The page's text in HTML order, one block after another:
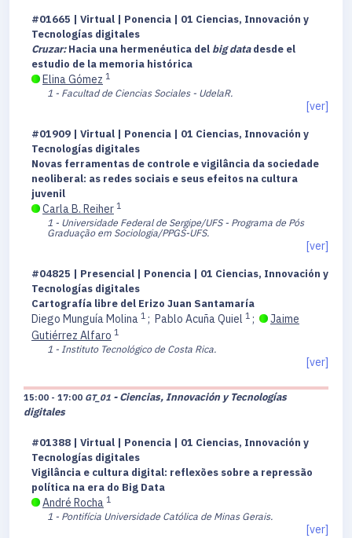
#01665 | Virtual | Ponencia | 01 Ciencias, Innovación y
Tecnologías digitales
Cruzar:Hacia una hermenéutica del big datadesde el
estudio de la memoria histórica
Elina Gómez 1
1 - Facultad de Ciencias Sociales - UdelaR.
[ver]
#01909 | Virtual | Ponencia | 01 Ciencias, Innovación y
Tecnologías digitales
Novas ferramentas de controle e vigilância da sociedade
neoliberal: as redes sociais e seus efeitos na cultura
juvenil
Carla B. Reiher 1
1 - Universidade Federal de Sergipe/UFS - Programa de Pós
Graduação em Sociologia/PPGS-UFS.
[ver]
#04825 | Presencial | Ponencia | 01 Ciencias, Innovación y
Tecnologías digitales
Cartografía libre del Erizo Juan Santamaría
Diego Munguía Molina 1 ; Pablo Acuña Quiel 1 ;
Jaime
Gutiérrez Alfaro 1
1 - Instituto Tecnológico de Costa Rica.
[ver]
15:00 - 17:00 GT_01 - Ciencias, Innovación y Tecnologías
digitales
#01388 | Virtual | Ponencia | 01 Ciencias, Innovación y
Tecnologías digitales
Vigilância e cultura digital: reflexões sobre a repressão
política na era do Big Data
André Rocha 1
1 - Pontifícia Universidade Católica de Minas Gerais.
[ver]